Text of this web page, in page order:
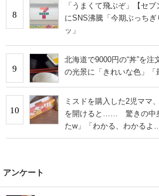
8
「うまくて飛ぶぞ」【セ
にSNS沸騰「今期ぶっち
ッ」
9
北海道で9000円の“丼”
の光景に「きれいな色」「
10
ミスドを購入した2児ママ
を開けると…… 驚きの中
たw」「わかる、わかるよ…
アンケート